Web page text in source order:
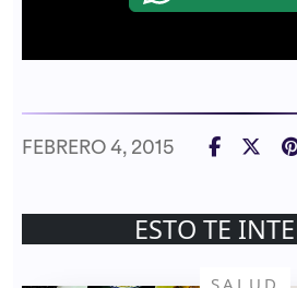
FEBRERO 4, 2015
ESTO TE
SALUD